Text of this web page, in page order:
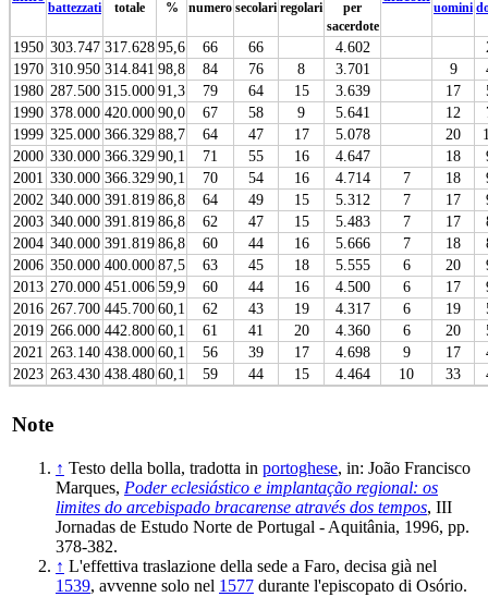
battezzati totale % numero secolari regolari
per
sacerdote
uomini
1950 303.747 317.62895,6 66 66 4.602
1970 310.950 314.841 98,8 84 76 8 3.701 9
1980 287.500 315.00091,3 79 64 15 3.639 17
1990 378.000 420.00090,0 67 58 9 5.641 12
1999 325.000 366.32988,7 64 47 17 5.078 20
2000 330.000 366.32990,1 71 55 16 4.647 18
2001 330.000 366.32990,1 70 54 16 4.714 7 18
2002 340.000 391.81986,8 64 49 15 5.312 7 17
2003 340.000 391.81986,8 62 47 15 5.483 7 17
2004 340.000 391.81986,8 60 44 16 5.666 7 18
2006 350.000 400.00087,5 63 45 18 5.555 6 20
2013 270.000 451.00659,9 60 44 16 4.500 6 17
2016 267.700 445.70060,1 62 43 19 4.317 6 19
2019 266.000 442.80060,1 61 41 20 4.360 6 20
2021 263.140 438.00060,1 56 39 17 4.698 9 17
2023 263.430 438.48060,1 59 44 15 4.464 10 33
Note
↑ Testo della bolla, tradotta in portoghese, in: João Francisco
Marques, Poder eclesiástico e implantação regional: os
limites do arcebispado bracarense através dos tempos, III
Jornadas de Estudo Norte de Portugal - Aquitânia, 1996, pp.
378-382.
↑ L'effettiva traslazione della sede a Faro, decisa già nel
1539, avvenne solo nel 1577 durante l'episcopato di Osório.